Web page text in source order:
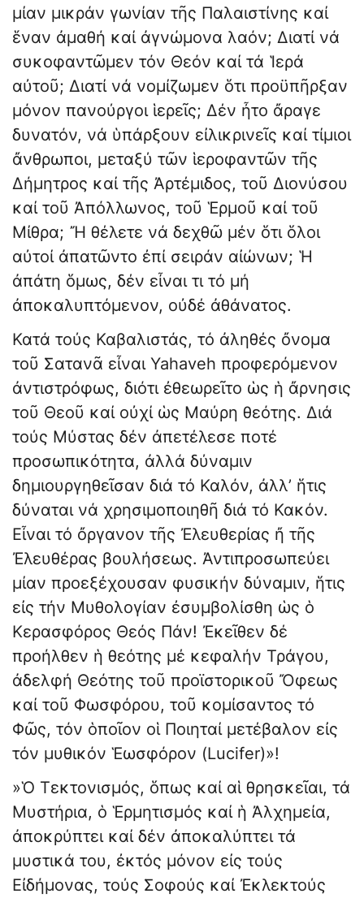
μίαν μικράν γωνίαν τῆς Παλαιστίνης καί
ἕναν ἀμαθή καί ἀγνώμονα λαόν; Διατί νά
συκοφαντῶμεν τόν Θεόν καί τά Ἱερά
αὐτοῦ; Διατί νά νομίζωμεν ὅτι προϋπῆρξαν
μόνον πανούργοι ἱερεῖς; Δέν ἦτο ἄραγε
δυνατόν, νά ὑπάρξουν εἰλικρι­νεῖς καί τίμιοι
ἄνθρωποι, μεταξύ τῶν ἱεροφαντῶν τῆς
Δήμητρος καί τῆς Ἀρτέμιδος, τοῦ Διονύσου
καί τοῦ Ἀπόλλωνος, τοῦ Ἑρμοῦ καί τοῦ
Μίθρα; Ἤ θέλετε νά δεχθῶ μέν ὅτι ὅλοι
αὐτοί ἀπατῶντο ἐπί σειράν αἰώνων; Ἡ
ἀπάτη ὅμως, δέν εἶναι τι τό μή
ἀποκαλυπτόμενον, οὐδέ ἀθάνατος.
Κατά τούς Καβαλιστάς, τό ἀληθές ὄνομα
τοῦ Σατανᾶ εἶναι Yahaveh προφερόμενον
ἀντιστρόφως, διότι ἐθεωρεῖτο ὡς ἡ ἄρνησις
τοῦ Θεοῦ καί οὐχί ὡς Μαύρη θεότης. Διά
τούς Μύστας δέν ἀπετέλεσε ποτέ
προσωπικότητα, ἀλλά δύναμιν
δημιουργηθεῖσαν διά τό Καλόν, ἀλλ’ ἥτις
δύναται νά χρησιμοποιηθῆ διά τό Κακόν.
Εἶναι τό ὄργανον τῆς Ἐλευθερίας ἤ τῆς
Ἐλευθέρας βουλήσεως. Ἀντιπροσωπεύει
μίαν προεξέχουσαν φυσικήν δύναμιν, ἥτις
εἰς τήν Μυθολογίαν ἐσυμβολίσθη ὡς ὁ
Κερασφόρος Θεός Πάν! Ἐκεῖθεν δέ
προήλθεν ἡ θεότης μέ κεφαλήν Τράγου,
ἀδελφή Θεότης τοῦ προϊστορικοῦ Ὄφεως
καί τοῦ Φωσφόρου, τοῦ κομίσαντος τό
Φῶς, τόν ὁποῖον οἱ Ποιηταί μετέβαλον εἰς
τόν μυθικόν Ἑωσφόρον (Lucifer)»!
»Ὁ Τεκτονισμός, ὅπως καί αἱ θρησκεῖαι, τά
Μυστήρια, ὁ Ἑρμητισμός καί ἡ Ἀλχημεία,
ἀποκρύπτει καί δέν ἀποκαλύπτει τά
μυστικά του, ἐκτός μόνον εἰς τούς
Εἰδήμονας, τούς Σοφούς καί Ἐκλεκτούς